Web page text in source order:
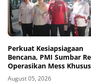
Perkuat Kesiapsiagaan
Bencana, PMI Sumbar
Operasikan Mess Khusus
Relawan Kemanusiaan
August 05, 2026